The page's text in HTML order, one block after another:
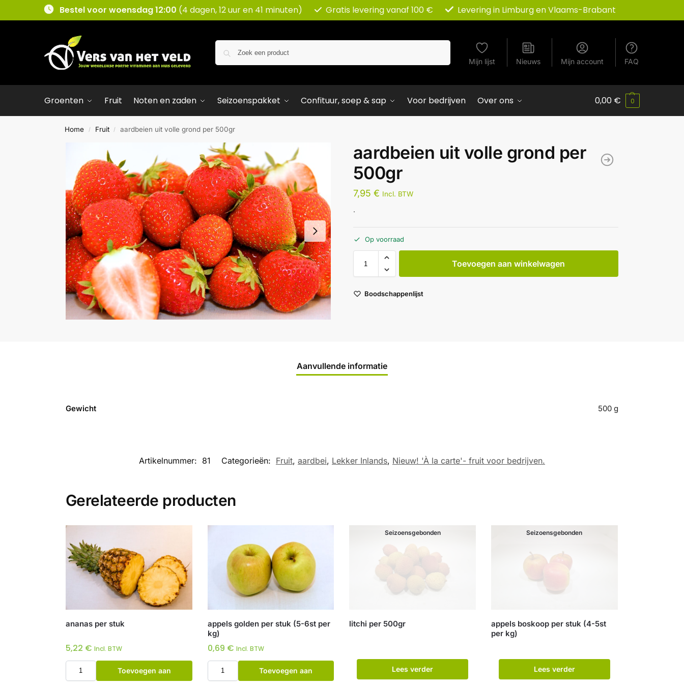
Bestel voor woensdag 12:00 (4 dagen, 12 uur en 41 minuten) Gratis levering vanaf 100 € Levering in Limburg en Vlaams-Brabant
Mijn lijst Nieuws Mijn account FAQ
Groenten Fruit Noten en zaden Seizoenspakket Confituur, soep & sap Voor bedrijven Over ons 0,00 € 0
Home / Fruit / aardbeien uit volle grond per 500gr
aardbeien uit volle grond per
500gr
7,95 € Incl. BTW
.
Op voorraad
Toevoegen aan winkelwagen
Boodschappenlijst
Aanvullende informatie
Gewicht 500 g
Artikelnummer: 81 Categorieën: Fruit, aardbei, Lekker Inlands, Nieuw! 'À la carte'- fruit voor bedrijven.
Gerelateerde producten
ananas per stuk
5,22 € Incl. BTW
Toevoegen aan
appels golden per stuk (5-6st per
kg)
0,69 € Incl. BTW
Toevoegen aan
Seizoensgebonden
litchi per 500gr
Lees verder
Seizoensgebonden
appels boskoop per stuk (4-5st
per kg)
Lees verder